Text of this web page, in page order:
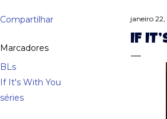
Compartilhar
Marcadores
BLs
If It's With You
séries
janeiro
IF